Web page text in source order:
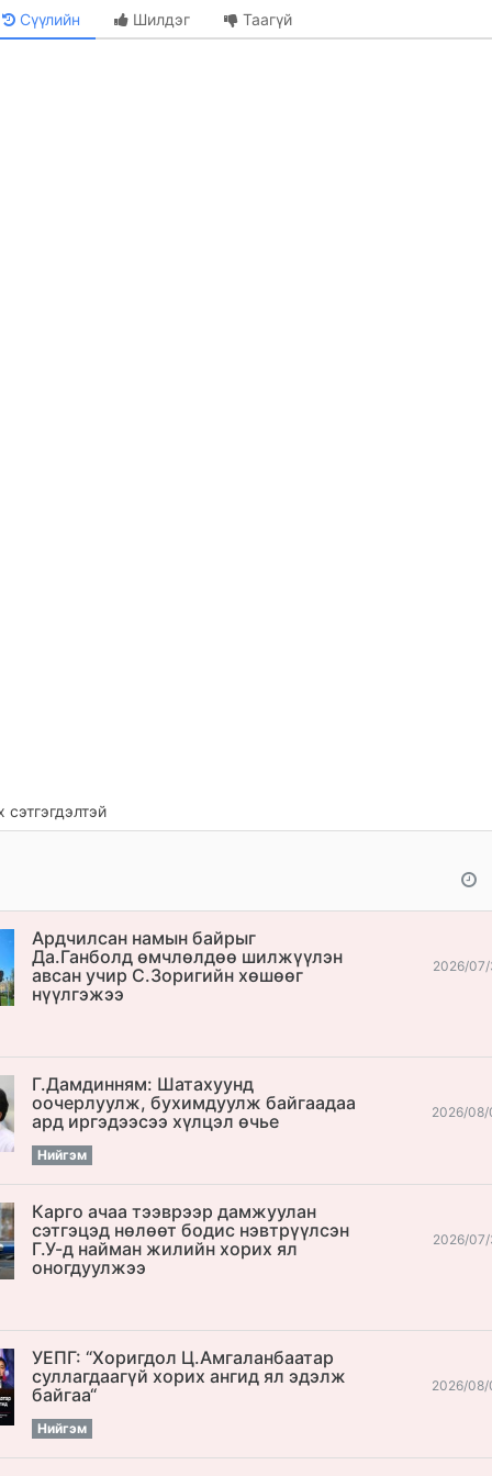
Сүүлийн Шилдэг Таагүй
Ардчилсан намын байрыг
Да.Ганболд өмчлөлдөө шилжүүлэн
авсан учир С.Зоригийн хөшөөг
нүүлгэжээ
2026/07/
Г.Дамдинням: Шатахуунд
оочерлуулж, бухимдуулж байгаадаа
ард иргэдээсээ хүлцэл өчье
Нийгэм
2026/08/
Карго ачаа тээврээр дамжуулан
сэтгэцэд нөлөөт бодис нэвтрүүлсэн
Г.У-д найман жилийн хорих ял
оногдуулжээ
2026/07/
УЕПГ: “Хоригдол Ц.Амгаланбаатар
cуллагдаагүй хорих ангид ял эдэлж
байгаа“
Нийгэм
2026/08/